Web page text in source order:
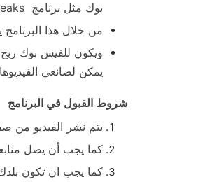
بوك مثل برنامج
من خلال هذا
ويكون للفيس بوك ربح
يمكن لصانعي
شروط القبول في البرنامج
يتم نشر الفيديو
كما يجب أن يصل متابعي
كما يجب ان تكون